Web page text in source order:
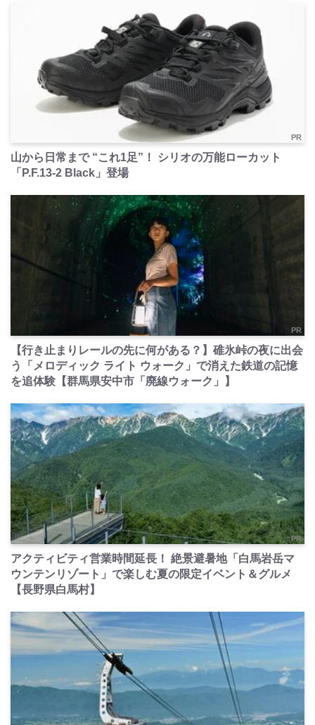
PR
山から日常まで “これ1足”！ シリオの万能ローカット
「P.F.13-2 Black」登場
PR
【行き止まりレールの先に何がある？】碓氷峠の夜に出会
う「メロディック ライト ウォーク」で消えた鉄道の記憶
を追体験【群馬県安中市「廃線ウォーク」】
PR
アクティビティ営業時間延長！ 絶景避暑地「白馬岩岳マ
ウンテンリゾート」で楽しむ夏の限定イベント＆グルメ
【長野県白馬村】